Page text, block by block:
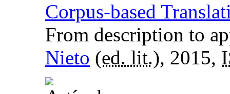
Corpus-based
From description to
Nieto (ed. lit.), 2015,